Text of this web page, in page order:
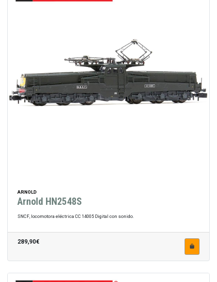
ARNOLD
Arnold HN2548S
SNCF, locomotora eléctrica CC 14005 Digital con sonido.
289,90€